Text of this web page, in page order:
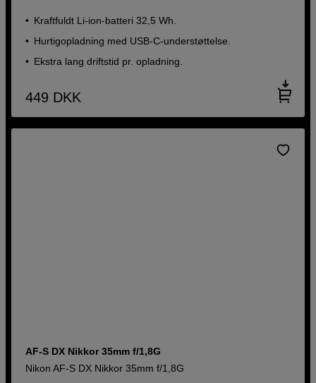
Kraftfuldt Li-ion-batteri 32,5 Wh.
Hurtigopladning med USB-C-understøttelse.
Ekstra lang driftstid pr. opladning.
449 DKK
AF-S DX Nikkor 35mm f/1,8G
Nikon AF-S DX Nikkor 35mm f/1,8G